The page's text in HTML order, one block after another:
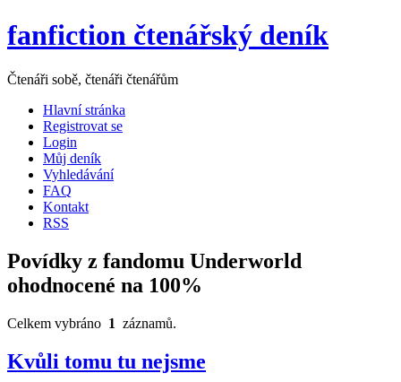
fanfiction čtenářský deník
Čtenáři sobě, čtenáři čtenářům
Hlavní stránka
Registrovat se
Login
Můj deník
Vyhledávání
FAQ
Kontakt
RSS
Povídky z fandomu Underworld
ohodnocené na 100%
Celkem vybráno 1 záznamů.
Kvůli tomu tu nejsme